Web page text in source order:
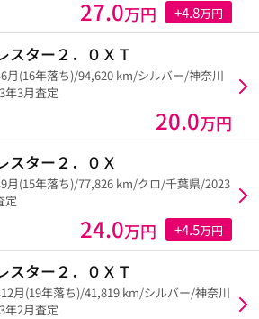
27.0万円 +4.8万円
スター２．０ＸＴ
月(16年落ち)/94,620 km/シルバー/神奈川
年3月査定
20.0万円
スター２．０Ｘ
月(15年落ち)/77,826 km/クロ/千葉県/2023
定
24.0万円 +4.5万円
スター２．０ＸＴ
月(19年落ち)/41,819 km/シルバー/神奈川
年2月査定